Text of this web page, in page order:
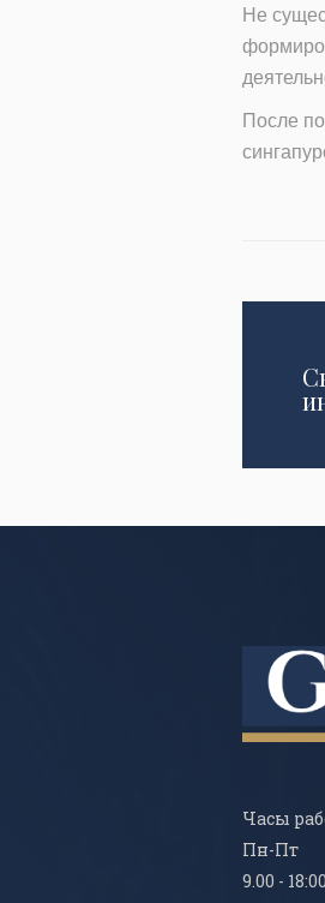
Не
После
Часы
Пн-Пт
9.00 - 18:00